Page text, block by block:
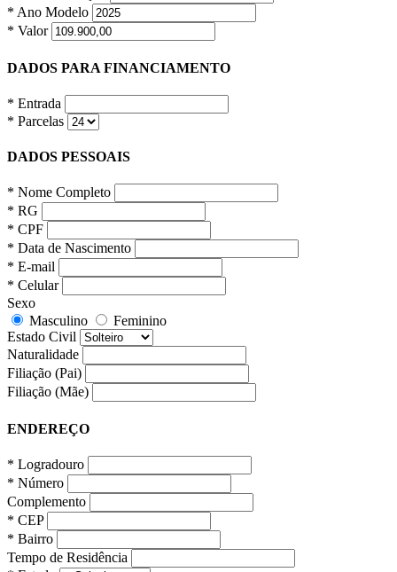
* Ano Modelo
* Valor
DADOS PARA FINANCIAMENTO
* Entrada
* Parcelas
DADOS PESSOAIS
* Nome Completo
* RG
* CPF
* Data de Nascimento
* E-mail
* Celular
Sexo
Masculino
Feminino
Estado Civil
Naturalidade
Filiação (Pai)
Filiação (Mãe)
ENDEREÇO
* Logradouro
* Número
Complemento
* CEP
* Bairro
Tempo de Residência